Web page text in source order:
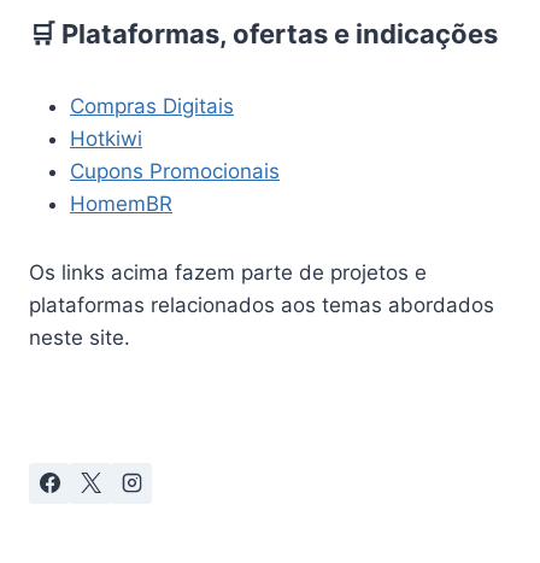
🛒 Plataformas, ofertas e indicações
Compras Digitais
Hotkiwi
Cupons Promocionais
HomemBR
Os links acima fazem parte de projetos e
plataformas relacionados aos temas abordados
neste site.